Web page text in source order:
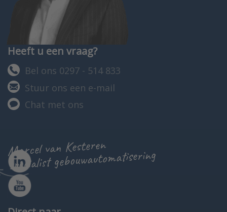
Heeft u een vraag?
Bel ons 0297 - 514 833
Stuur ons een e-mail
Chat met ons
Marcel van Kesteren
specialist gebouwautomatisering